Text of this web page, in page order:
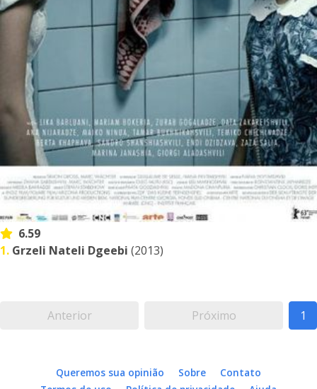
6.59
1. Grzeli Nateli Dgeebi (2013)
Anterior Próximo 1
Queremos sua opinião Sobre
Contato